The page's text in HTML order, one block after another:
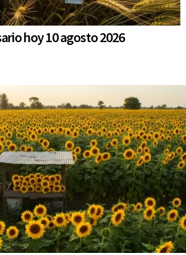
hoy 10 agosto 2026